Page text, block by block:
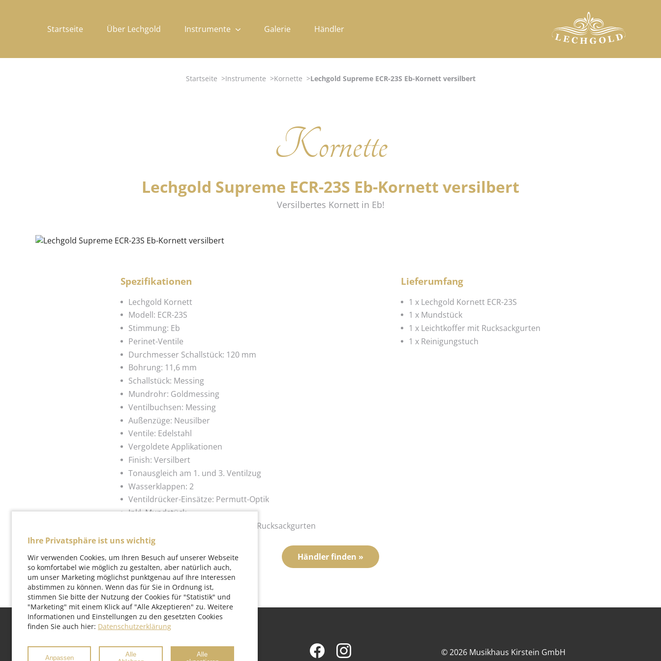
Startseite Über Lechgold Instrumente Galerie Händler
Ihre Privatsphäre ist uns wichtig
Wir verwenden Cookies, um Ihren Besuch auf unserer Webseite
so komfortabel wie möglich zu gestalten, aber natürlich auch,
um unser Marketing möglichst punktgenau auf Ihre Interessen
abstimmen zu können. Wenn das für Sie in Ordnung ist,
stimmen Sie bitte der Nutzung der Cookies für "Statistik" und
"Marketing" mit einem Klick auf "Alle Akzeptieren" zu. Weitere
Informationen und Einstellungen zu den gesetzten Cookies
finden Sie auch hier: Datenschutzerklärung
Anpassen
Alle
Alle
Startseite Instrumente Kornette Lechgold Supreme ECR-23S Eb-Kornett versilbert
Kornette
Lechgold Supreme ECR-23S Eb-Kornett versilbert
Versilbertes Kornett in Eb!
Spezifikationen
Lechgold Kornett
Modell: ECR-23S
Stimmung: Eb
Perinet-Ventile
Durchmesser Schallstück: 120 mm
Bohrung: 11,6 mm
Schallstück: Messing
Mundrohr: Goldmessing
Ventilbuchsen: Messing
Außenzüge: Neusilber
Ventile: Edelstahl
Vergoldete Applikationen
Finish: Versilbert
Tonausgleich am 1. und 3. Ventilzug
Wasserklappen: 2
Ventildrücker-Einsätze: Permutt-Optik
Inkl. Mundstück
Inkl. Leichtkoffer mit verstellbaren Rucksackgurten
Lieferumfang
1 x Lechgold Kornett ECR-23S
1 x Mundstück
1 x Leichtkoffer mit Rucksackgurten
1 x Reinigungstuch
Händler finden »
Impressum Datenschutz © 2026 Musikhaus Kirstein GmbH